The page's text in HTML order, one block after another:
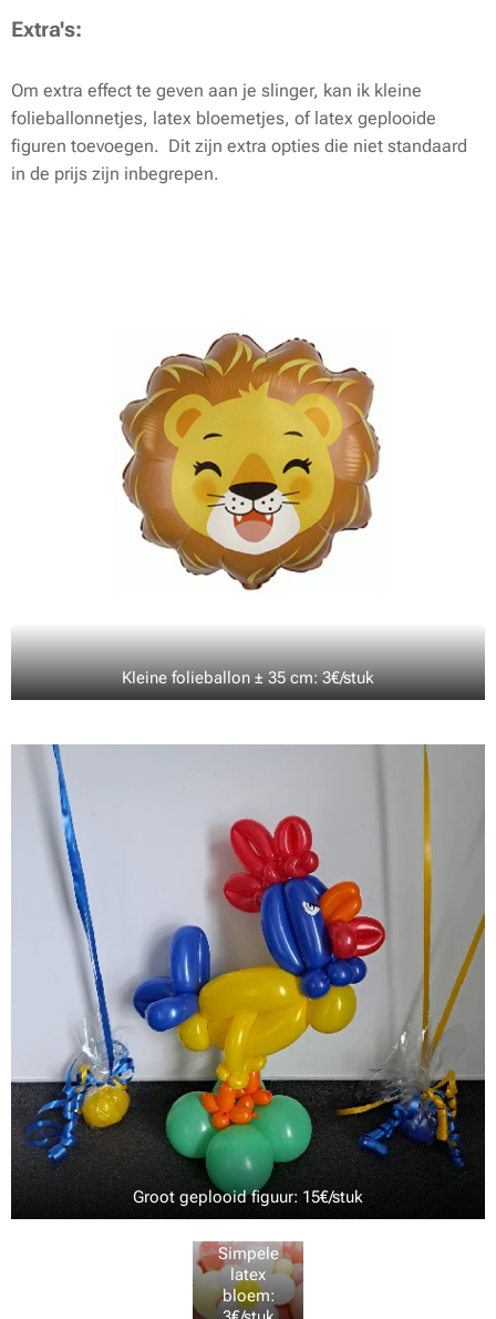
Extra's:
Om extra effect te geven aan je slinger, kan ik kleine
folieballonnetjes, latex bloemetjes, of latex geplooide
figuren toevoegen. Dit zijn extra opties die niet standaard
in de prijs zijn inbegrepen.
Kleine folieballon ± 35 cm: 3€/stuk
Groot geplooid figuur: 15€/stuk
Simpele
latex
bloem: